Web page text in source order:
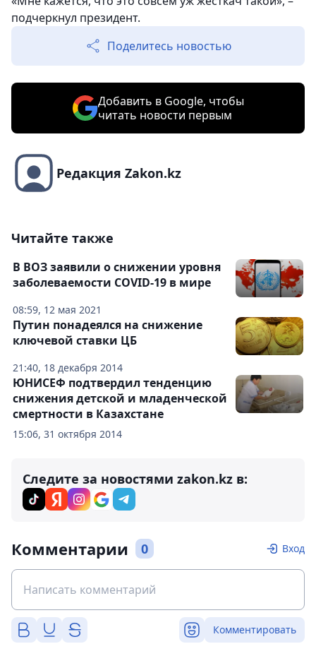
подчеркнул президент.
Поделитесь новостью
Добавить в Google, чтобы
читать новости первым
Редакция Zakon.kz
Читайте также
08:59, 12 мая 2021
В ВОЗ заявили о снижении уровня
заболеваемости COVID-19 в мире
21:40, 18 декабря 2014
Путин понадеялся на снижение
ключевой ставки ЦБ
15:06, 31 октября 2014
ЮНИСЕФ подтвердил тенденцию
снижения детской и младенческой
смертности в Казахстане
Следите за новостями zakon.kz в:
Комментарии 0 Вход
Комментировать